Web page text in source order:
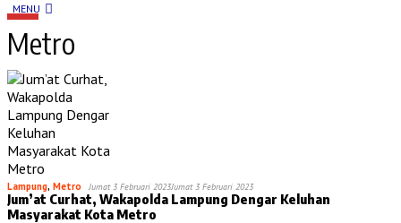
MENU
Metro
Lampung, Metro Jumat 3 Februari 2023Jumat 3 Februari 2023
Jum’at Curhat, Wakapolda Lampung Dengar Keluhan
Masyarakat Kota Metro